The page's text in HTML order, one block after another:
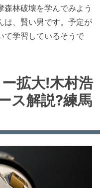
森林破壊を学んでみよう
は、賢い男です。予定が
て学習しているそうで
拡大!木村浩
ス解説?練馬